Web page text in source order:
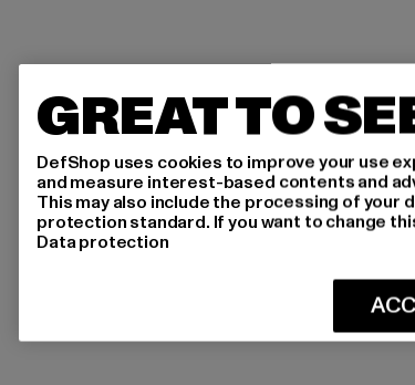
GREAT TO
DefShop uses cookies to improve your use
and measure interest-based contents and
This may also include the processing of your
protection standard. If you want to change
Data protection